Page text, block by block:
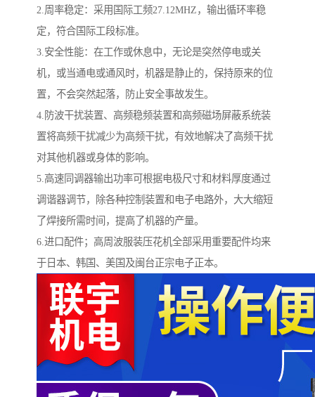
2.周率稳定：采用国际工频27.12MHZ，输出循环率稳
定，符合国际工段标准。
3.安全性能：在工作或休息中，无论是突然停电或关
机，或当通电或通风时，机器是静止的，保持原来的位
置，不会突然起落，防止安全事故发生。
4.防波干扰装置、高频稳频装置和高频磁场屏蔽系统装
置将高频干扰减少为高频干扰，有效地解决了高频干扰
对其他机器或身体的影响。
5.高速同调器输出功率可根据电极尺寸和材料厚度通过
调谐器调节，除各种控制装置和电子电路外，大大缩短
了焊接所需时间，提高了机器的产量。
6.进口配件；高周波服装压花机全部采用重要配件均来
于日本、韩国、美国及闽台正宗电子正本。